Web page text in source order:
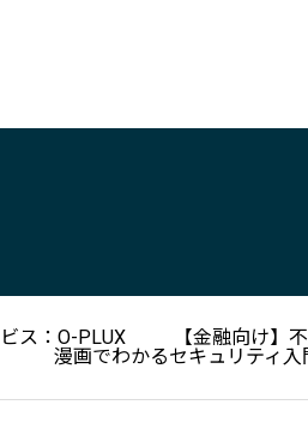
ス：O-PLUX 【金融向け】
漫画でわかるセキュリティ入